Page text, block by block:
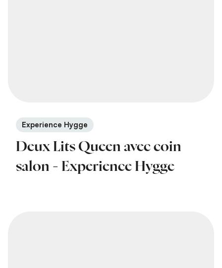
Experience Hygge
Deux Lits Queen avec coin
salon - Experience Hygge